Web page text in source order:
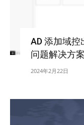
AD 添加域控
问题解决方案
2024年2月22日